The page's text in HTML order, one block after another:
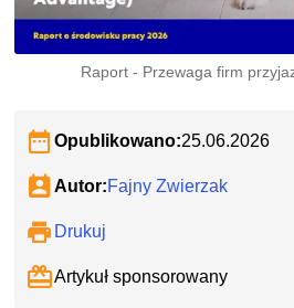
Raport - Przewaga firm
Opublikowano:25.06.2026
Autor:Fajny Zwierzak
Drukuj
Artykuł sponsorowany